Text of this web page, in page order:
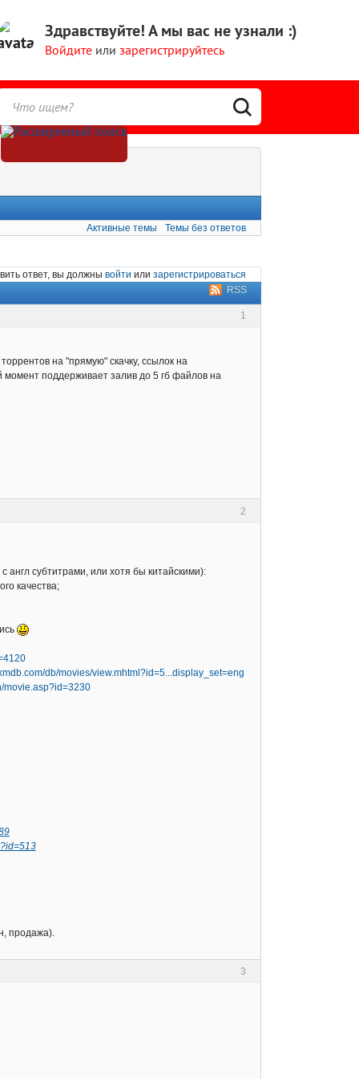
Здравствуйте!А мы вас не узнали :)
Войдите или зарегистрируйтесь
Активные темы Темы без ответов
ответ, вы должны войти или зарегистрироваться
RSS
1
на "прямую" скачку, ссылок на
поддерживает залив до 5 гб файлов на
2
субтитрами, или хотя бы китайскими):
качества;
db/movies/view.mhtml?id=5...display_set=eng
movie.asp?id=3230
продажа).
3